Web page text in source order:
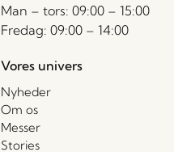
Man – tors: 09:00 – 15:00
Fredag: 09:00 – 14:00
Vores univers
Nyheder
Om os
Messer
Stories